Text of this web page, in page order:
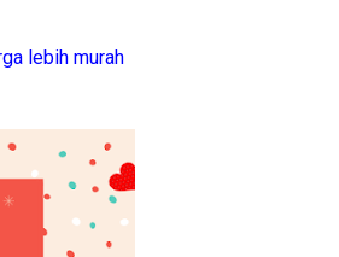
lebih murah